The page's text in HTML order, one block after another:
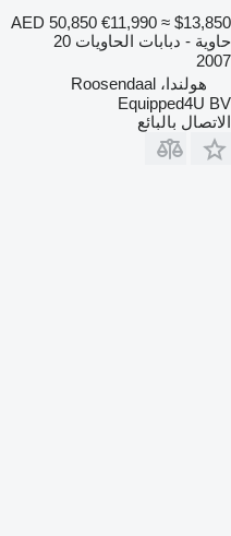
AED 50,850 €11,990 ≈ $13,850
حاوية - دبابات الحاويات 20
2007
هولندا، Roosendaal
Equipped4U BV
الاتصال بالبائع